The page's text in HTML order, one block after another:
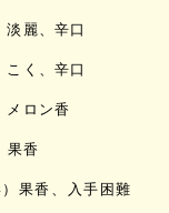
）淡麗、辛口
こく、辛口
島）メロン香
山口）果香
果香、入手困難